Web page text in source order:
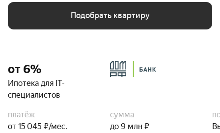
Подобрать квартиру
от 6%
Ипотека для IT-
специалистов
платёж
от 15 045 ₽/мес.
сумма
до 9 млн ₽